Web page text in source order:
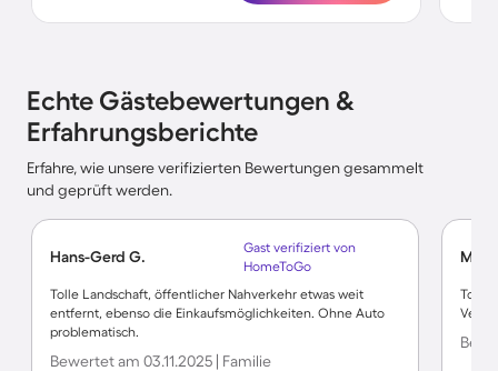
Echte Gästebewertungen &
Erfahrungsberichte
Erfahre, wie unsere verifizierten Bewertungen gesammelt
und geprüft werden.
Hans-Gerd G.
Gast verifiziert von
HomeToGo
Tolle Landschaft, öffentlicher Nahverkehr etwas weit
entfernt, ebenso die Einkaufsmöglichkeiten. Ohne Auto
problematisch.
Bewertet am 03.11.2025 | Familie
Tolle